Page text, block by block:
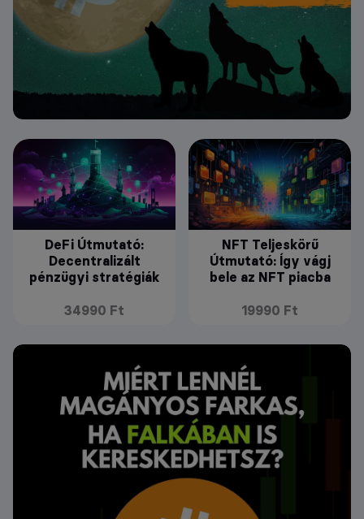
DeFi Útmutató:
Decentralizált
pénzügyi stratégiák
34990 Ft
NFT Teljeskörű
Útmutató: Így vágj
bele az NFT piacba
19990 Ft